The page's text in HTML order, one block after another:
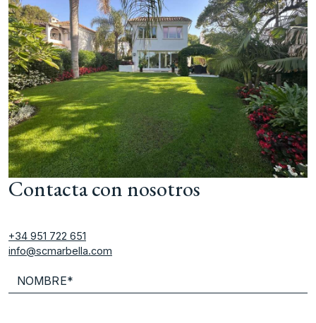
Contacta con nosotros
+34 951 722 651
info@scmarbella.com